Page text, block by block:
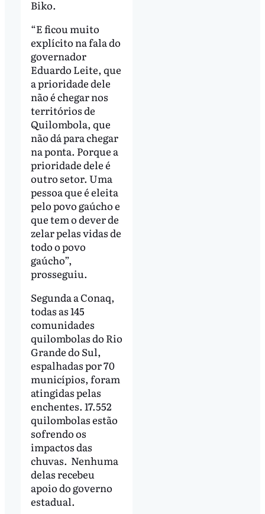
Biko.
“E ficou muito
explícito na fala do
governador
Eduardo Leite, que
a prioridade dele
não é chegar nos
territórios de
Quilombola, que
não dá para chegar
na ponta. Porque a
prioridade dele é
outro setor. Uma
pessoa que é eleita
pelo povo gaúcho e
que tem o dever de
zelar pelas vidas de
todo o povo
gaúcho”,
prosseguiu.
Segunda a Conaq,
todas as 145
comunidades
quilombolas do Rio
Grande do Sul,
espalhadas por 70
municípios, foram
atingidas pelas
enchentes. 17.552
quilombolas estão
sofrendo os
impactos das
chuvas. Nenhuma
delas recebeu
apoio do governo
estadual.